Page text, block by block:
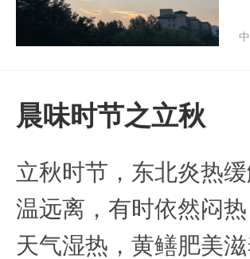
晨味时节之立秋
立秋时节，东北炎热
温远离，有时依然闷
天气湿热，黄鳝肥美